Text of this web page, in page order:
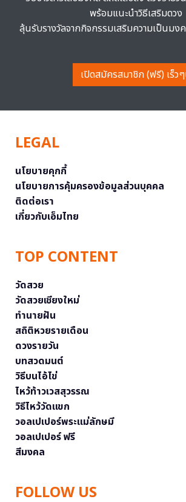
พร้อมแนะนำวิธีเสริมดวง
ลุ้นรับรางวัลจากกิจกรรมเสริมความเป็นมง
เปิดสมัครสมาชิก (ฟรี) เร็ว
LEGAL
นโยบายคุกกี้
นโยบายการคุ้มครองข้อมูลส่วนบุคคล
ติดต่อเรา
เกี่ยวกับเอ็มไทย
TOP CONTENT
วัดสวย
วัดสวยเชียงใหม่
ทำนายฝัน
สถิติหวยรายเดือน
ดวงรายวัน
บทสวดมนต์
วิธีบนไอ้ไข่
ไหว้ท้าวเวสสุวรรณ
วิธีไหว้วัดแขก
วอลเปเปอร์พระแม่ลักษมี
วอลเปเปอร์ ฟรี
สีมงคล
FOLLOW US